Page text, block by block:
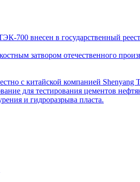
700 внесен в государственный
затвором отечественного
с китайской компанией Shenyang
для тестирования цементов
и гидроразрыва пласта.